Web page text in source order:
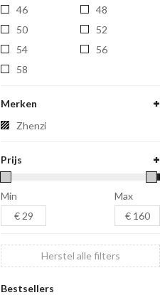
46
48
50
52
54
56
58
Merken
zhenzi
Prijs
Min Max
Herstel alle filters
Bestsellers